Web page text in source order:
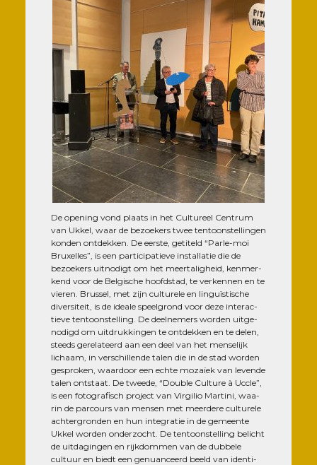
De ope­ning vond plaats in het Cultu­reel Cen­trum
van Ukkel, waar de bezoe­kers twee ten­toons­tel­lin­gen
kon­den ont­dek­ken. De eerste, geti­teld “Parle-moi
Bruxelles”, is een par­ti­ci­pa­tieve ins­tal­la­tie die de
bezoe­kers uit­no­digt om het meer­ta­li­gheid, ken­mer­
kend voor de Bel­gische hoofd­stad, te ver­ken­nen en te
vie­ren. Brus­sel, met zijn cultu­rele en lin­guïs­tische
diver­si­teit, is de ideale speel­grond voor deze inter­ac­
tieve ten­toons­tel­ling. De deel­ne­mers wor­den uit­ge­
no­digd om uit­druk­kin­gen te ont­dek­ken en te delen,
steeds gere­la­teerd aan een deel van het men­se­lijk
lichaam, in ver­schil­lende talen die in de stad wor­den
ges­pro­ken, waar­door een echte mozaïek van levende
talen onts­taat. De tweede, “Double Culture à Uccle”,
is een foto­gra­fisch pro­ject van Vir­gi­lio Mar­ti­ni, waa­
rin de par­cours van men­sen met meer­dere cultu­rele
ach­ter­gron­den en hun inte­gra­tie in de gemeente
Ukkel wor­den onder­zocht. De ten­toons­tel­ling belicht
de uit­da­gin­gen en rijk­dom­men van de dub­bele
cultuur en biedt een genuan­ceerd beeld van iden­ti­